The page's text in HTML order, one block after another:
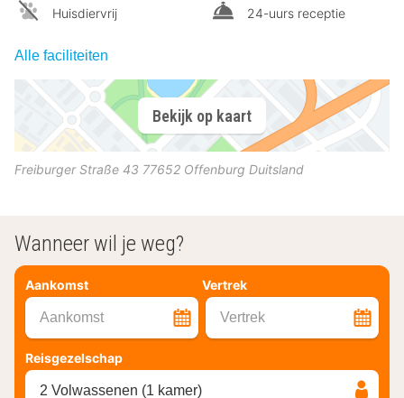
Huisdiervrij 24-uurs receptie
Alle faciliteiten
Bekijk op kaart
Freiburger Straße 43 77652 Offenburg Duitsland
Wanneer wil je weg?
Aankomst Vertrek
Aankomst Vertrek
Reisgezelschap
2 Volwassenen (1 kamer)